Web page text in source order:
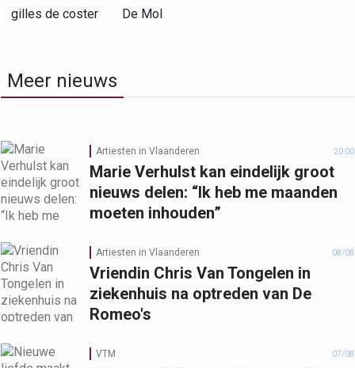
gilles de coster De Mol
Meer nieuws
Artiesten in Vlaanderen 20:00
Marie Verhulst kan eindelijk groot
nieuws delen: “Ik heb me maanden
moeten inhouden”
Artiesten in Vlaanderen 08/08
Vriendin Chris Van Tongelen in
ziekenhuis na optreden van De
Romeo's
VTM 07/08